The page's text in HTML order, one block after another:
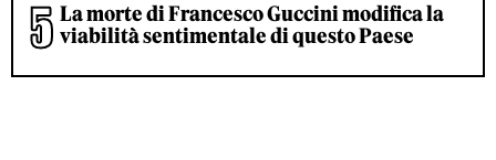
La morte di Francesco Guccini modifica la
viabilità sentimentale di questo Paese